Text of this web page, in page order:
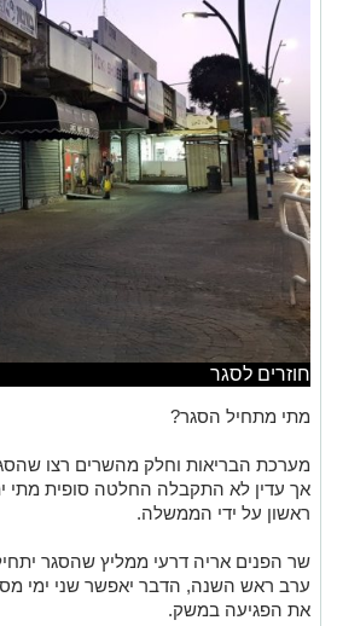
חוזרים לסגר
מתי מתחיל הסגר?
מערכת הבריאות וחלק מהשרים רצו
אך עדין לא התקבלה החלטה סופית מתי
ראשון על ידי הממשלה.
ערב ראש השנה, הדבר יאפשר שני ימי
את הפגיעה במשק.